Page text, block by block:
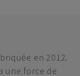
en 2012.
une force de